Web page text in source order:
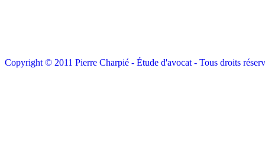
Copyright © 2011 Pierre Charpié - Étude d'avocat - Tous droits